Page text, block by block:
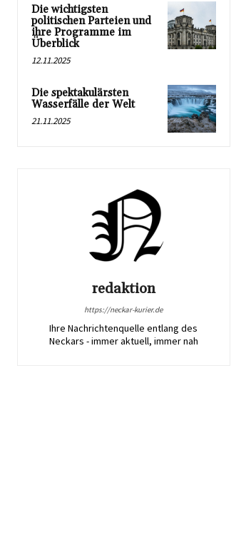
Die wichtigsten
politischen Parteien und
ihre Programme im
Überblick
12.11.2025
Die spektakulärsten
Wasserfälle der Welt
21.11.2025
redaktion
https://neckar-kurier.de
Ihre Nachrichtenquelle entlang des
Neckars - immer aktuell, immer nah